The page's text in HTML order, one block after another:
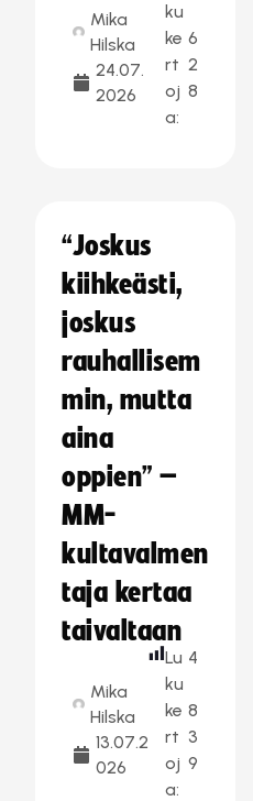
Mika
Hilska
24.07.
2026
ku
ke
rt
oj
a:
6
2
8
“Joskus
kiihkeästi,
joskus
rauhallisem
min, mutta
aina
oppien” –
MM-
kultavalmen
taja kertaa
taivaltaan
Mika
Hilska
13.07.2
026
Lu
ku
ke
rt
oj
a:
4
8
3
9